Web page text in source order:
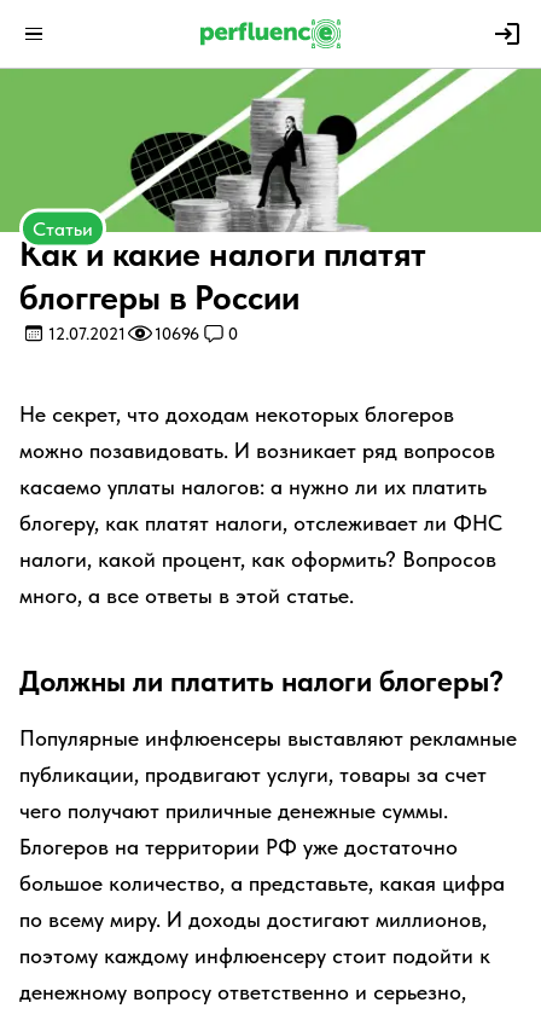
Статьи
Как и какие налоги платят
блоггеры в России
12.07.2021 10696 0
Не секрет, что доходам некоторых блогеров
можно позавидовать. И возникает ряд вопросов
касаемо уплаты налогов: а нужно ли их платить
блогеру, как платят налоги, отслеживает ли ФНС
налоги, какой процент, как оформить? Вопросов
много, а все ответы в этой статье.
Должны ли платить налоги блогеры?
Популярные инфлюенсеры выставляют рекламные
публикации, продвигают услуги, товары за счет
чего получают приличные денежные суммы.
Блогеров на территории РФ уже достаточно
большое количество, а представьте, какая цифра
по всему миру. И доходы достигают миллионов,
поэтому каждому инфлюенсеру стоит подойти к
денежному вопросу ответственно и серьезно,